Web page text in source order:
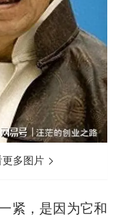
多图片
紧，是因为它和